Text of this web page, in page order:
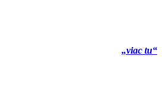
„viac tu“